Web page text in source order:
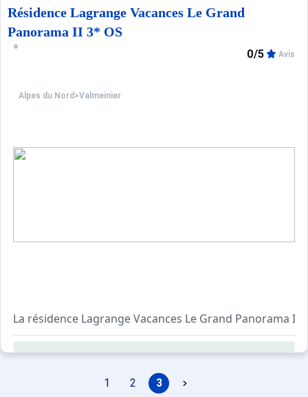
Résidence Lagrange Vacances Le Grand
Panorama II 3* OS
Alpes du Nord >Valmeinier
0/5 Avis
La résidence Lagrange Vacances Le Grand Panorama
Cette résidence est composée de 73 appartements
1 2 3